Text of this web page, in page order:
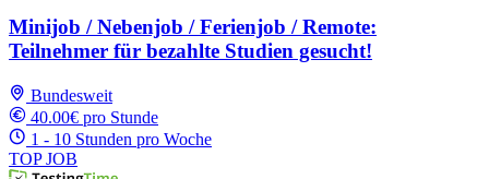
Minijob / Nebenjob / Ferienjob / Remote:
Teilnehmer für bezahlte Studien gesucht!
Bundesweit
40.00€ pro Stunde
1 - 10 Stunden pro Woche
TOP JOB